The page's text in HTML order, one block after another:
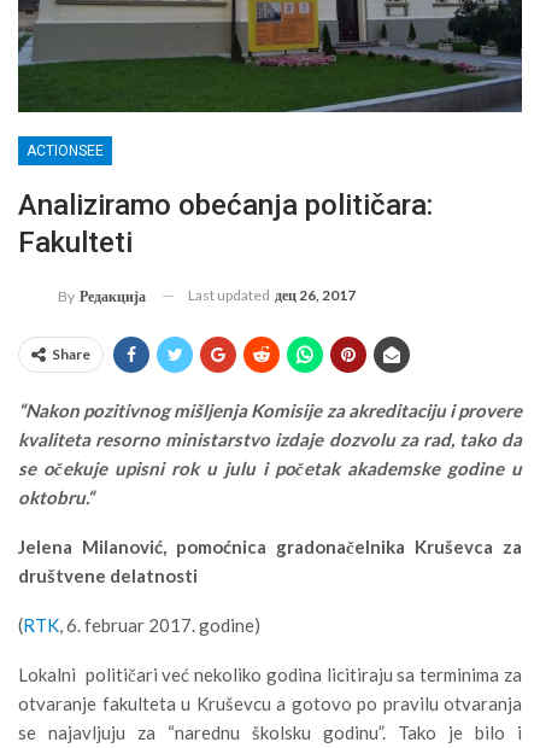
ACTIONSEE
Analiziramo obećanja političara:
Fakulteti
By Редакција Last updated дец 26, 2017
Share
“Nakon pozitivnog mišljenja Komisije za akreditaciju i provere
kvaliteta resorno ministarstvo izdaje dozvolu za rad, tako da
se očekuje upisni rok u julu i početak akademske godine u
oktobru.“
Jelena Milanović, pomoćnica gradonačelnika Kruševca za
društvene delatnosti
(RTK, 6. februar 2017. godine)
Lokalni političari već nekoliko godina licitiraju sa terminima za
otvaranje fakulteta u Kruševcu a gotovo po pravilu otvaranja
se najavljuju za “narednu školsku godinu”. Tako je bilo i